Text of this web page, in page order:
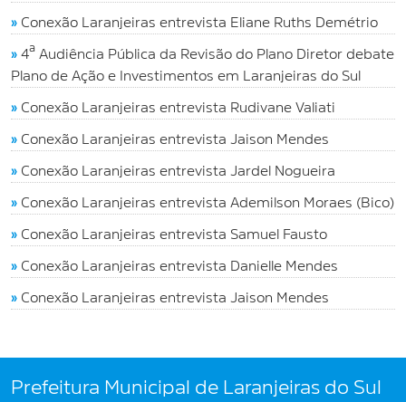
» Conexão Laranjeiras entrevista Eliane Ruths Demétrio
» 4ª Audiência Pública da Revisão do Plano Diretor debate
Plano de Ação e Investimentos em Laranjeiras do Sul
» Conexão Laranjeiras entrevista Rudivane Valiati
» Conexão Laranjeiras entrevista Jaison Mendes
» Conexão Laranjeiras entrevista Jardel Nogueira
» Conexão Laranjeiras entrevista Ademilson Moraes (Bico)
» Conexão Laranjeiras entrevista Samuel Fausto
» Conexão Laranjeiras entrevista Danielle Mendes
» Conexão Laranjeiras entrevista Jaison Mendes
Prefeitura Municipal de Laranjeiras do Sul